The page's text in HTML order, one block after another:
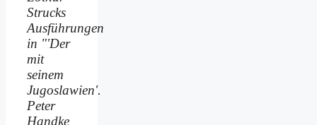
Strucks
Ausführungen
in "'Der
mit
seinem
Jugoslawien'.
Peter
Handke